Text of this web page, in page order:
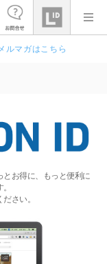
ルマガはこちら
とお得に、もっと便利に
さい。